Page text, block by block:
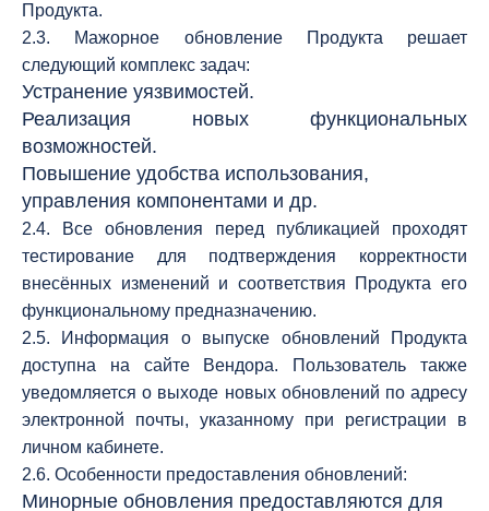
Продукта.
2.3. Мажорное обновление Продукта решает
следующий комплекс задач:
Устранение уязвимостей.
Реализация новых функциональных
возможностей.
Повышение удобства использования,
управления компонентами и др.
2.4. Все обновления перед публикацией проходят
тестирование для подтверждения корректности
внесённых изменений и соответствия Продукта его
функциональному предназначению.
2.5. Информация о выпуске обновлений Продукта
доступна на сайте Вендора. Пользователь также
уведомляется о выходе новых обновлений по адресу
электронной почты, указанному при регистрации в
личном кабинете.
2.6. Особенности предоставления обновлений:
Минорные обновления предоставляются для